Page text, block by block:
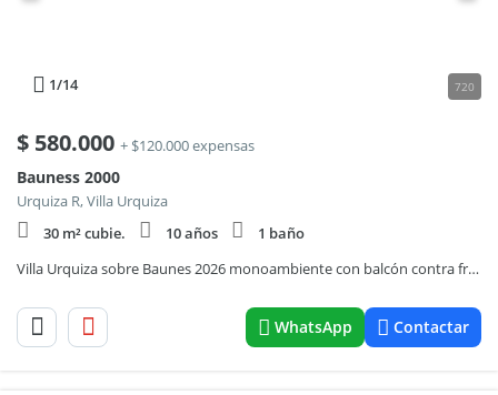
1/14 720
$ 580.000 + $120.000 expensas
Bauness 2000
Urquiza R, Villa Urquiza
30 m² cubie.
10 años
1 baño
Villa Urquiza sobre Baunes 2026 monoambiente con balcón contra frente cocina integrada excelente ubicación.
WhatsApp Contactar